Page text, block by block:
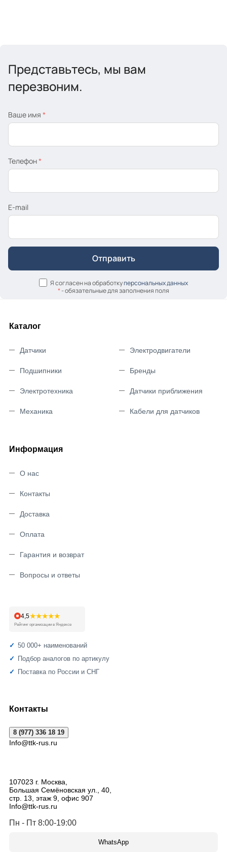
Представьтесь, мы вам
перезвоним.
Ваше имя *
Телефон*
E-mail
Я согласен на обработкуперсональных данных
*- обязательные для заполнения поля
Каталог
Датчики
Подшипники
Электротехника
Механика
Электродвигатели
Бренды
Датчики приближения
Кабели для датчиков
Информация
О нас
Контакты
Доставка
Оплата
Гарантия и возврат
Вопросы и ответы
4,5★★★★★
Рейтинг организации в Яндексе
50 000+ наименований
Подбор аналогов по артикулу
Поставка по России и СНГ
Контакты
8 (977) 336 18 19
Info@ttk-rus.ru
107023 г. Москва,
Большая Семёновская ул., 40,
стр. 13, этаж 9, офис 907
Info@ttk-rus.ru
Пн - Пт 8:00-19:00
WhatsApp